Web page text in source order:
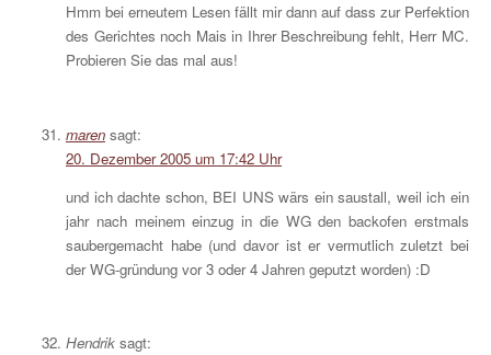
Hmm bei erneutem Lesen fällt mir dann auf dass zur Perfektion
des Gerichtes noch Mais in Ihrer Beschreibung fehlt, Herr MC.
Probieren Sie das mal aus!
maren sagt:
20. Dezember 2005 um 17:42 Uhr
und ich dachte schon, BEI UNS wärs ein saustall, weil ich ein
jahr nach meinem einzug in die WG den backofen erstmals
saubergemacht habe (und davor ist er vermutlich zuletzt bei
der WG-gründung vor 3 oder 4 Jahren geputzt worden) :D
Hendrik sagt: